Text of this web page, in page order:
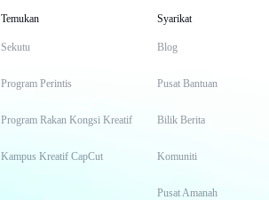
Temukan
Sekutu
Program Perintis
Program Rakan Kongsi Kreatif
Kampus Kreatif CapCut
Syarikat
Blog
Pusat Bantuan
Bilik Berita
Komuniti
Pusat Amanah